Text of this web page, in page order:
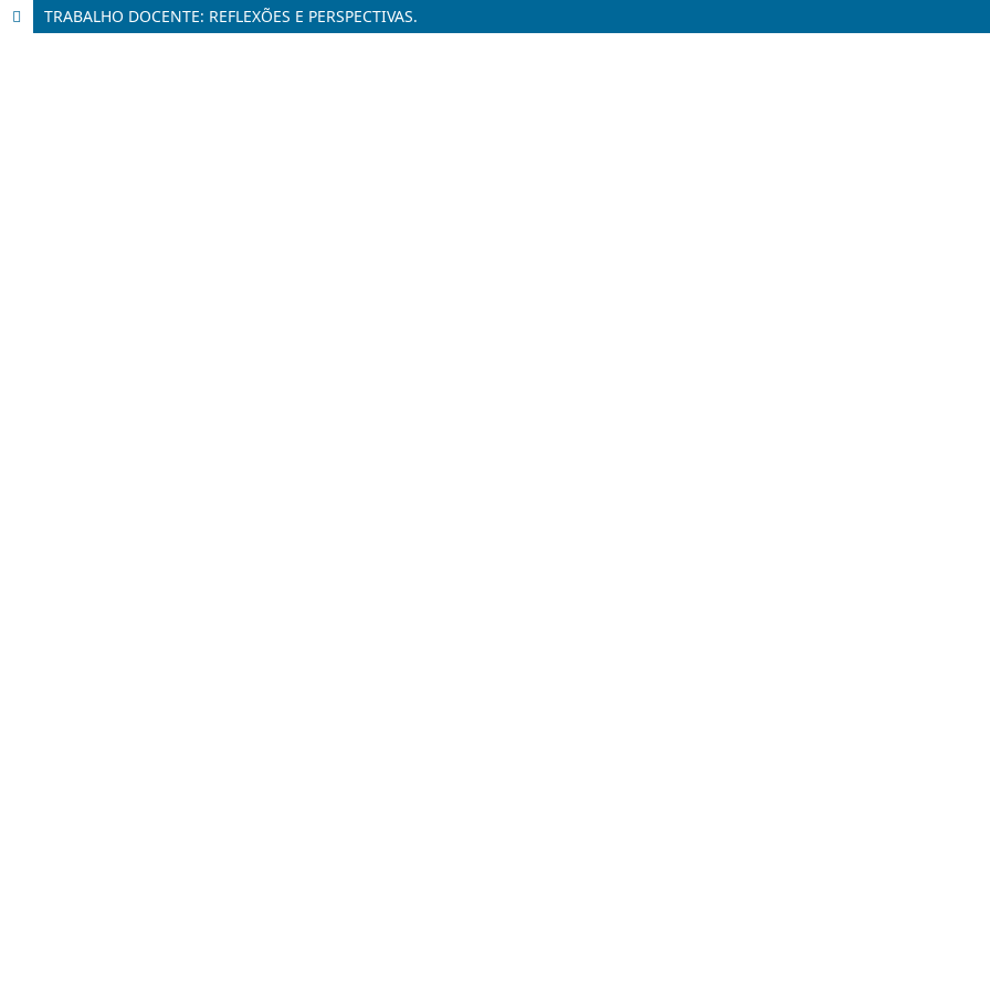
TRABALHO DOCENTE: REFLEXÕES E PERSPECTIVAS.